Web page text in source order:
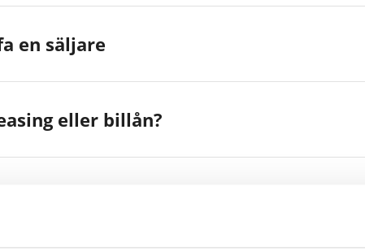
en säljare
eller billån?